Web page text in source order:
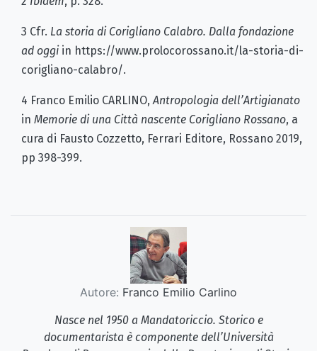
3 Cfr. La storia di Corigliano Calabro. Dalla fondazione
ad oggiin https://www.prolocorossano.it/la-storia-di-
corigliano-calabro/.
4 Franco Emilio CARLINO, Antropologia dell’Artigianato
in Memorie di una Città nascente Corigliano Rossano, a
cura di Fausto Cozzetto, Ferrari Editore, Rossano 2019,
pp 398-399.
Autore: Franco Emilio Carlino
Nasce nel 1950 a Mandatoriccio. Storico e
documentarista è componente dell’Università